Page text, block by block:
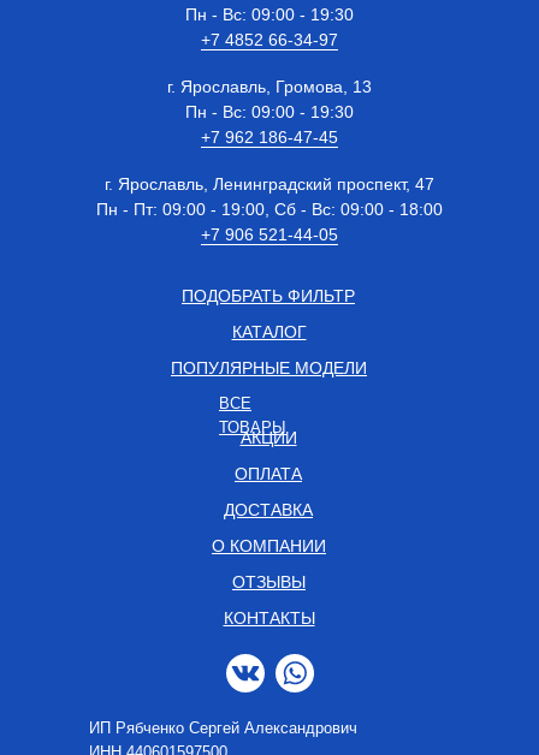
КАТАЛОГ
О КОМПАНИИ
КОНТАКТЫ
ОПЛАТА
Пн - Вс: 09:00 - 19:30
+7 4852 66-34-97
г. Ярославль, Ленинградский проспект, 47
Пн - Пт: 09:00 - 19:00, Сб - Вс: 09:00 - 18:00
+7 906 521-44-05
АКЦИИ
ПОПУЛЯРНЫЕ МОДЕЛИ
ДОСТАВКА
ОТЗЫВЫ
ВСЕ
ТОВАРЫ
г. Ярославль, Громова, 13
Пн - Вс: 09:00 - 19:30
+7 962 186-47-45
ПОДОБРАТЬ ФИЛЬТР
ИП Рябченко Сергей Александрович